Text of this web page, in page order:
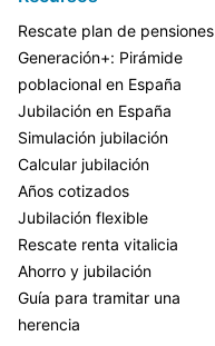
Rescate plan de pensiones
Generación+: Pirámide
poblacional en España
Jubilación en España
Simulación jubilación
Calcular jubilación
Años cotizados
Jubilación flexible
Rescate renta vitalicia
Ahorro y jubilación
Guía para tramitar una
herencia